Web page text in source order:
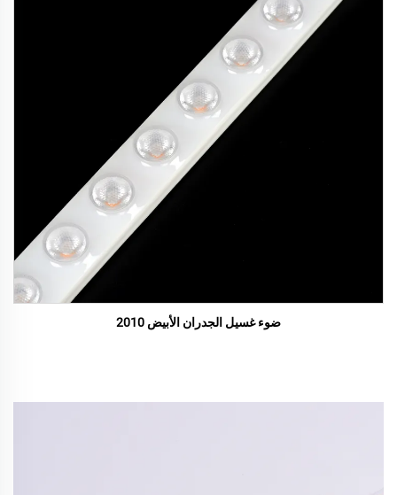
ضوء غسيل الجدران الأبيض 2010